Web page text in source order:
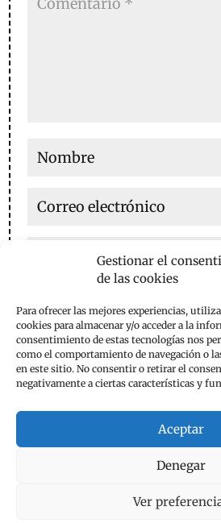
Gestionar el
de las cookies
Para ofrecer las mejores experiencias,
cookies para almacenar y/o acceder a la
consentimiento de estas tecnologías nos
como el comportamiento de navegación o
en este sitio. No consentir o retirar el
negativamente a ciertas características y
Aceptar
Denegar
Ver
navegador para la próxima vez que
Política de Cookies